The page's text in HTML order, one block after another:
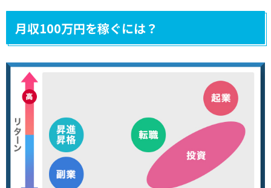
月収100万円を稼ぐには？